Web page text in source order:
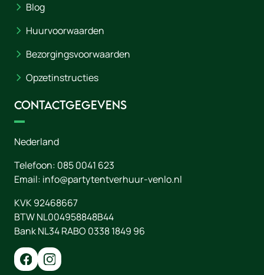
Blog
Huurvoorwaarden
Bezorgingsvoorwaarden
Opzetinstructies
Contactgegevens
Nederland
Telefoon: 085 0041 623
Email: info@partytentverhuur-venlo.nl
KVK 92468667
BTW NL004958848B44
Bank NL34 RABO 0338 1849 96